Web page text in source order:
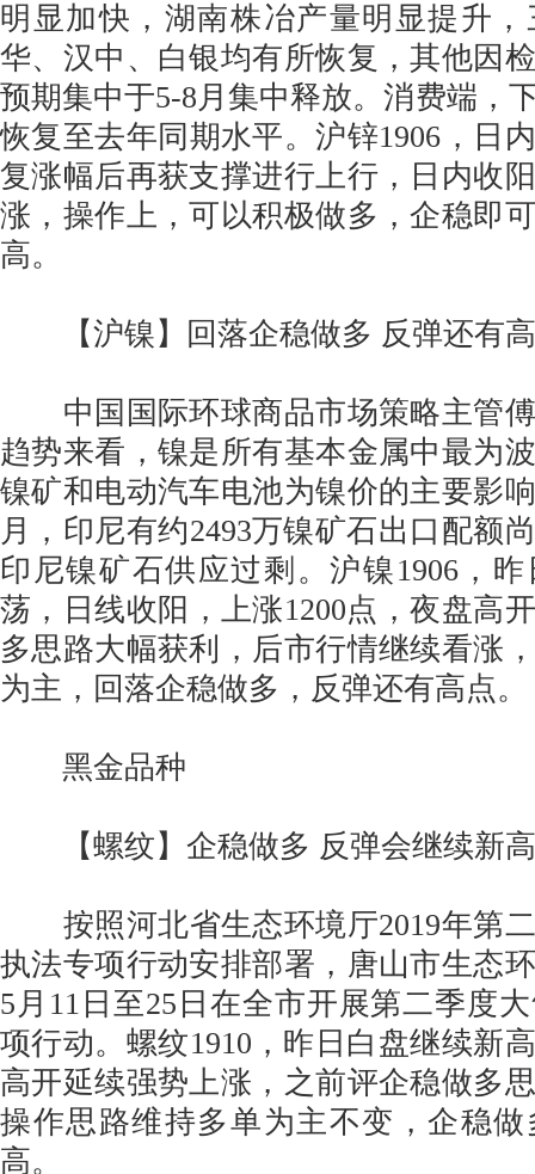
明显加快，湖南株冶产量明显提升
华、汉中、白银均有所恢复，其他因
预期集中于5-8月集中释放。消费端，
恢复至去年同期水平。沪锌1906，日
复涨幅后再获支撑进行上行，日内收
涨，操作上，可以积极做多，企稳即
高。
【沪镍】回落企稳做多 反弹还有
中国国际环球商品市场策略主管傅
趋势来看，镍是所有基本金属中最为
镍矿和电动汽车电池为镍价的主要影
月，印尼有约2493万镍矿石出口配额
印尼镍矿石供应过剩。沪镍1906，
荡，日线收阳，上涨1200点，夜盘高
多思路大幅获利，后市行情继续看涨
为主，回落企稳做多，反弹还有高点。
黑金品种
【螺纹】企稳做多 反弹会继续新
按照河北省生态环境厅2019年第
执法专项行动安排部署，唐山市生态
5月11日至25日在全市开展第二季度
项行动。螺纹1910，昨日白盘继续新
高开延续强势上涨，之前评企稳做多
操作思路维持多单为主不变，企稳
高。